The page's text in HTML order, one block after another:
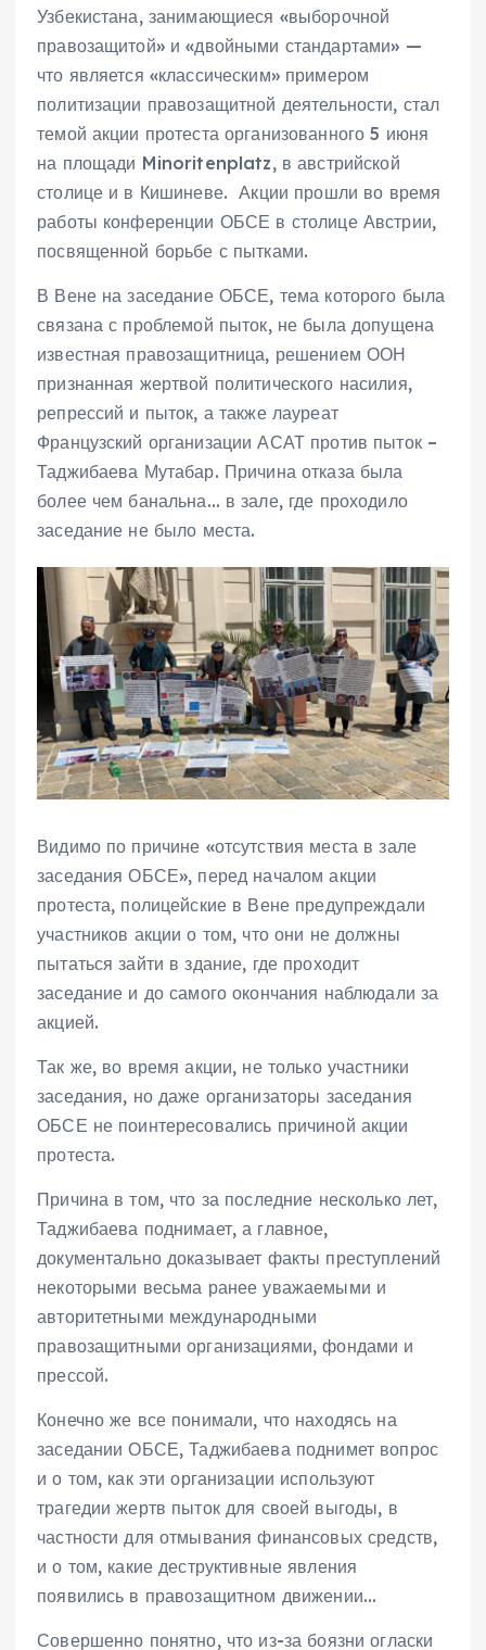
Узбекистана, занимающиеся «выборочной
правозащитой» и «двойными стандартами» —
что является «классическим» примером
политизации правозащитной деятельности, стал
темой акции протеста организованного 5 июня
на площади Minoritenplatz, в австрийской
столице и в Кишиневе. Акции прошли во время
работы конференции ОБСЕ в столице Австрии,
посвященной борьбе с пытками.
В Вене на заседание ОБСЕ, тема которого была
связана с проблемой пыток, не была допущена
известная правозащитница, решением ООН
признанная жертвой политического насилия,
репрессий и пыток, а также лауреат
Французский организации АСАТ против пыток –
Таджибаева Мутабар. Причина отказа была
более чем банальна… в зале, где проходило
заседание не было места.
Видимо по причине «отсутствия места в зале
заседания ОБСЕ», перед началом акции
протеста, полицейские в Вене предупреждали
участников акции о том, что они не должны
пытаться зайти в здание, где проходит
заседание и до самого окончания наблюдали за
акцией.
Так же, во время акции, не только участники
заседания, но даже организаторы заседания
ОБСЕ не поинтересовались причиной акции
протеста.
Причина в том, что за последние несколько лет,
Таджибаева поднимает, а главное,
документально доказывает факты преступлений
некоторыми весьма ранее уважаемыми и
авторитетными международными
правозащитными организациями, фондами и
прессой.
Конечно же все понимали, что находясь на
заседании ОБСЕ, Таджибаева поднимет вопрос
и о том, как эти организации используют
трагедии жертв пыток для своей выгоды, в
частности для отмывания финансовых средств,
и о том, какие деструктивные явления
появились в правозащитном движении…
Совершенно понятно, что из-за боязни огласки